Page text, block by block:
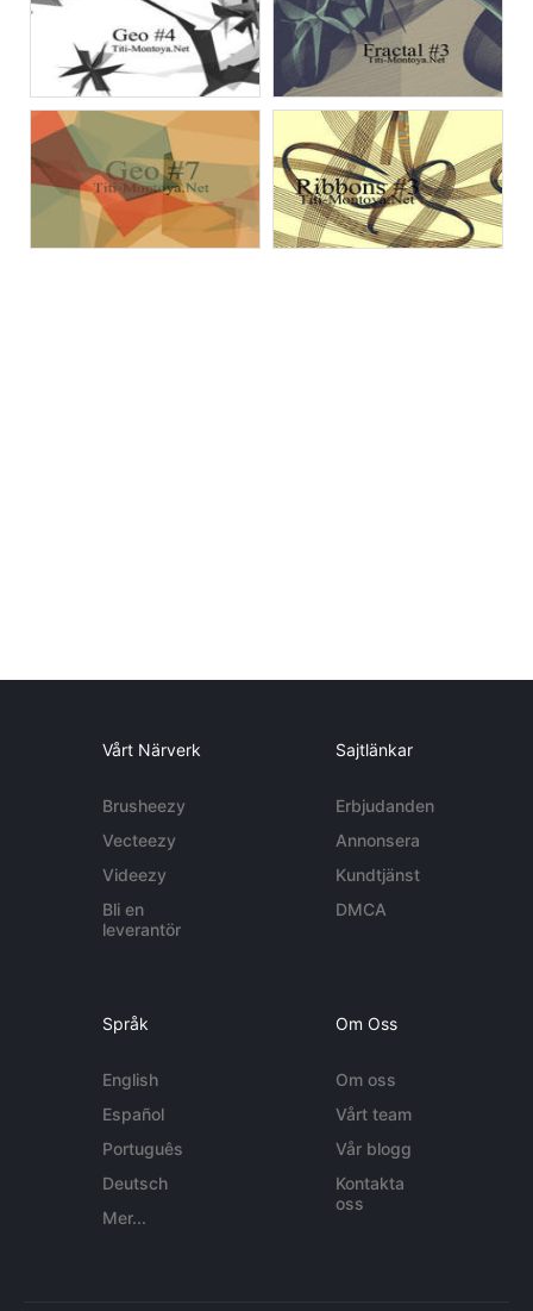
Vårt Närverk
Brusheezy
Vecteezy
Videezy
Bli en
leverantör
Sajtlänkar
Erbjudanden
Annonsera
Kundtjänst
DMCA
Språk
English
Español
Português
Deutsch
Mer...
Om Oss
Om oss
Vårt team
Vår blogg
Kontakta
oss